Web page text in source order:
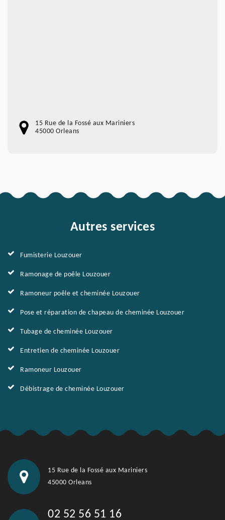
15 Rue de la Fossé aux Mariniers
45000 Orleans
Autres services
Fumisterie Louzouer
Ramonage de poêle Louzouer
Ramoneur poêle et cheminée Louzouer
Pose et réparation de chapeau de cheminée Louzouer
Tubage de cheminée Louzouer
Entretien de cheminée Louzouer
Ramoneur Louzouer
Débistrage de cheminée Louzouer
15 Rue de la Fossé aux Mariniers
45000 Orleans
02 52 56 51 16